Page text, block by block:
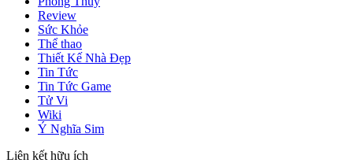
Review
Sức Khỏe
Thể thao
Thiết Kế Nhà Đẹp
Tin Tức
Tin Tức Game
Tử Vi
Wiki
Ý Nghĩa Sim
Liên kết hữu ích